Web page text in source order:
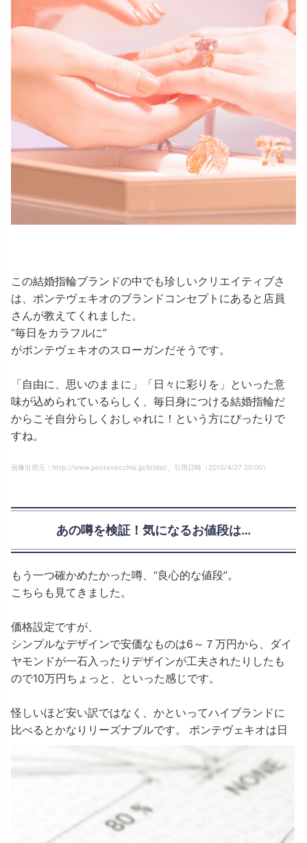
この結婚指輪ブランドの中でも珍しいクリエイティブさ
は、ポンテヴェキオのブランドコンセプトにあると店員
さんが教えてくれました。
“毎日をカラフルに”
がポンテヴェキオのスローガンだそうです。
「自由に、思いのままに」「日々に彩りを」といった意
味が込められているらしく、毎日身につける結婚指輪だ
からこそ自分らしくおしゃれに！という方にぴったりで
すね。
画像引用元：http://www.pontevecchio.jp/bridal/、引用日時（2015/4/27 20:00）
あの噂を検証！気になるお値段は…
もう一つ確かめたかった噂、“良心的な値段”。
こちらも見てきました。
価格設定ですが、
シンプルなデザインで安価なものは6～７万円から、ダイ
ヤモンドが一石入ったりデザインが工夫されたりしたも
ので10万円ちょっと、といった感じです。
怪しいほど安い訳ではなく、かといってハイブランドに
比べるとかなりリーズナブルです。ポンテヴェキオは日